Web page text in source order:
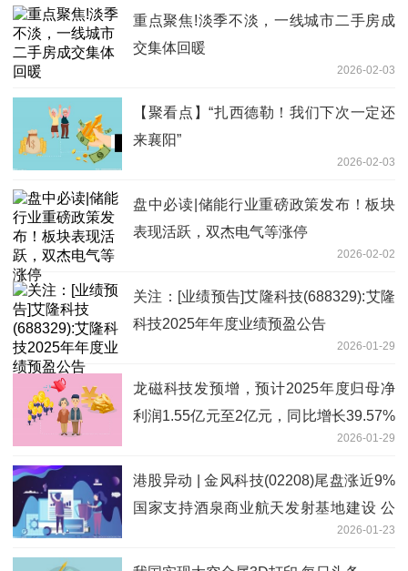
重点聚焦!淡季不淡，一线城市二手房成
交集体回暖
2026-02-03
【聚看点】“扎西德勒！我们下次一定还
来襄阳”
2026-02-03
盘中必读|储能行业重磅政策发布！板块
表现活跃，双杰电气等涨停
2026-02-02
关注：[业绩预告]艾隆科技(688329):艾隆
科技2025年年度业绩预盈公告
2026-01-29
龙磁科技发预增，预计2025年度归母净
利润1.55亿元至2亿元，同比增长39.57%
2026-01-29
港股异动 | 金风科技(02208)尾盘涨近9%
国家支持酒泉商业航天发射基地建设 公
司战略投资绑定蓝箭航天 最资讯2026-01-23